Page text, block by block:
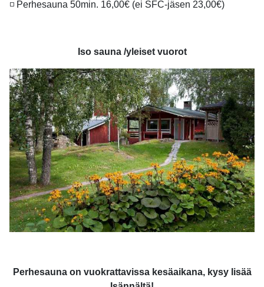
◽ Perhesauna 50min. 16,00€ (ei SFC-jäsen 23,00€)
Iso sauna /yleiset vuorot
Perhesauna on vuokrattavissa kesäaikana, kysy lisää